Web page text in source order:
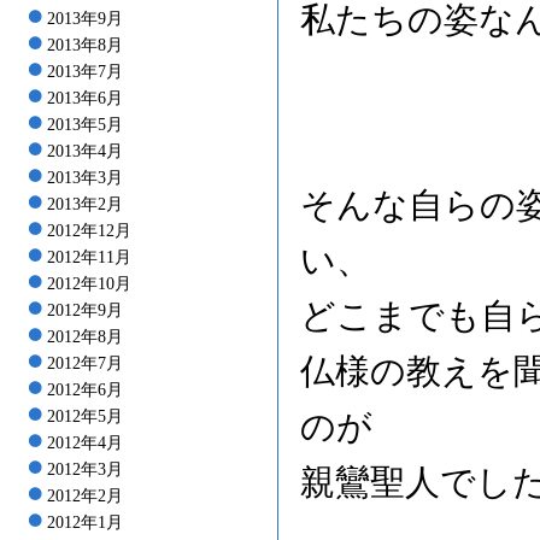
2013年9月
2013年8月
2013年7月
2013年6月
2013年5月
2013年4月
2013年3月
2013年2月
2012年12月
2012年11月
2012年10月
2012年9月
2012年8月
2012年7月
2012年6月
2012年5月
2012年4月
2012年3月
2012年2月
2012年1月
私たちの姿な
そんな自らの
い、
どこまでも自
仏様の教えを
のが
親鸞聖人でし